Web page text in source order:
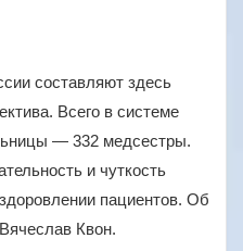
составляют здесь
Всего в системе
— 332 медсестры.
и чуткость
пациентов. Об
Квон.